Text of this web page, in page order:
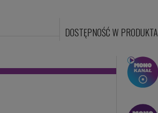
DOSTĘPNOŚĆ W